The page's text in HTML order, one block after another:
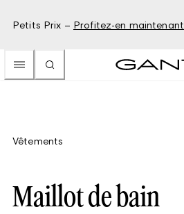
Petits Prix – Profitez-en maintenant
Vêtements
Maillot de bain